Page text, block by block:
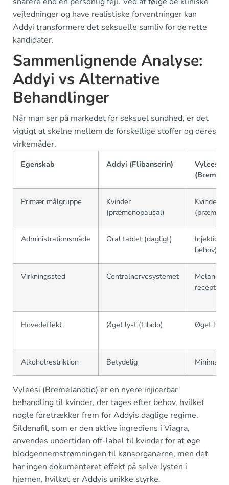
vejledninger og have realistiske forventninger kan
Addyi transformere det seksuelle samliv for de rette
kandidater.
Sammenlignende Analyse:
Addyi vs Alternative
Behandlinger
Når man ser på markedet for seksuel sundhed, er det
vigtigt at skelne mellem de forskellige stoffer og deres
virkemåder.
Egenskab Addyi (Flibanserin)
Vyleesi
Primær målgruppe
Kvinder
(præmenopausal)
Kvinder
Administrationsmåde Oral tablet (dagligt)
Injektion
behov)
Virkningssted Centralnervesystemet
receptorer
Hovedeffekt Øget lyst (Libido) Øget lyst
Alkoholrestriktion Betydelig Minimal
Vyleesi (Bremelanotid) er en nyere injicerbar
behandling til kvinder, der tages efter behov, hvilket
nogle foretrækker frem for Addyis daglige regime.
Sildenafil, som er den aktive ingrediens i Viagra,
anvendes undertiden off-label til kvinder for at øge
blodgennemstrømningen til kønsorganerne, men det
har ingen dokumenteret effekt på selve lysten i
hjernen, hvilket er Addyis unikke styrke.